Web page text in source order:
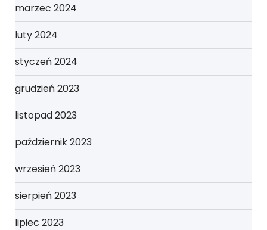
marzec 2024
luty 2024
styczeń 2024
grudzień 2023
listopad 2023
październik 2023
wrzesień 2023
sierpień 2023
lipiec 2023